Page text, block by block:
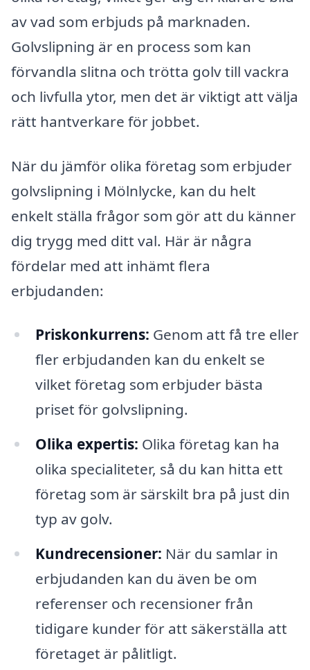
av vad som erbjuds på marknaden.
Golvslipning är en process som kan
förvandla slitna och trötta golv till vackra
och livfulla ytor, men det är viktigt att välja
rätt hantverkare för jobbet.
När du jämför olika företag som erbjuder
golvslipning i Mölnlycke, kan du helt
enkelt ställa frågor som gör att du känner
dig trygg med ditt val. Här är några
fördelar med att inhämt flera
erbjudanden:
Priskonkurrens: Genom att få tre eller
fler erbjudanden kan du enkelt se
vilket företag som erbjuder bästa
priset för golvslipning.
Olika expertis: Olika företag kan ha
olika specialiteter, så du kan hitta ett
företag som är särskilt bra på just din
typ av golv.
Kundrecensioner: När du samlar in
erbjudanden kan du även be om
referenser och recensioner från
tidigare kunder för att säkerställa att
företaget är pålitligt.